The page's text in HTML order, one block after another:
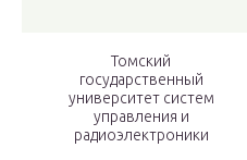
Томский
государственный
университет систем
управления и
радиоэлектроники